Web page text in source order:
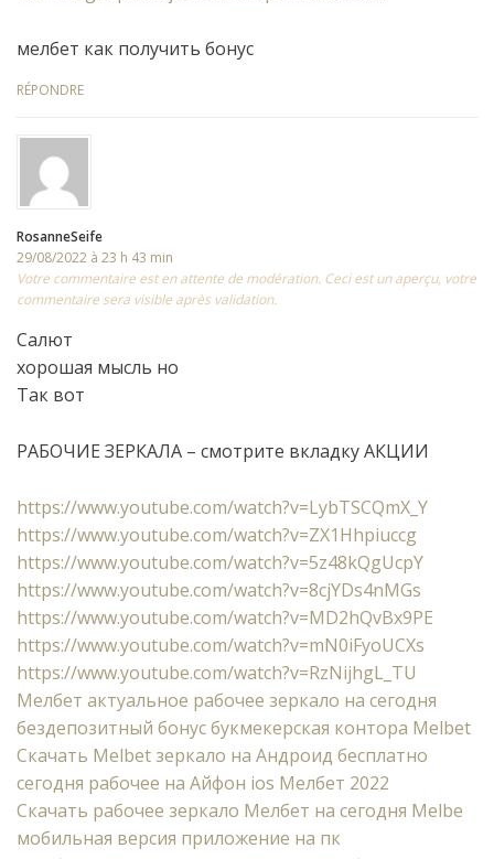
мелбет как получить бонус
RÉPONDRE
RosanneSeife
29/08/2022 à 23 h 43 min
Votre commentaire est en attente de modération. Ceci est un aperçu, votre
commentaire sera visible après validation.
Салют
хорошая мысль но
Так вот
РАБОЧИЕ ЗЕРКАЛА – смотрите вкладку АКЦИИ
https://www.youtube.com/watch?v=LybTSCQmX_Y
https://www.youtube.com/watch?v=ZX1Hhpiuccg
https://www.youtube.com/watch?v=5z48kQgUcpY
https://www.youtube.com/watch?v=8cjYDs4nMGs
https://www.youtube.com/watch?v=MD2hQvBx9PE
https://www.youtube.com/watch?v=mN0iFyoUCXs
https://www.youtube.com/watch?v=RzNijhgL_TU
Мелбет актуальное рабочее зеркало на сегодня
бездепозитный бонус букмекерская контора Melbet
Cкачать Melbet зеркало на Андроид бесплатно
сегодня рабочее на Айфон ios Мелбет 2022
Скачать рабочее зеркало Мелбет на сегодня Melbe
мобильная версия приложение на пк